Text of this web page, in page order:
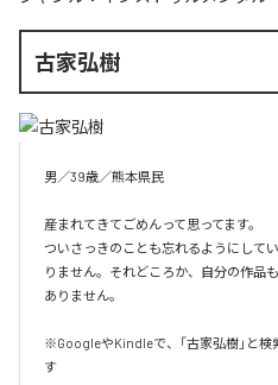
古家弘樹
男／39歳／熊本県民
産まれてきてごめんって思ってます。
ついさっきのことも忘れるようにして
りません。それどころか、自分の作品
ありません。
※GoogleやKindleで、「古家弘樹」と
す